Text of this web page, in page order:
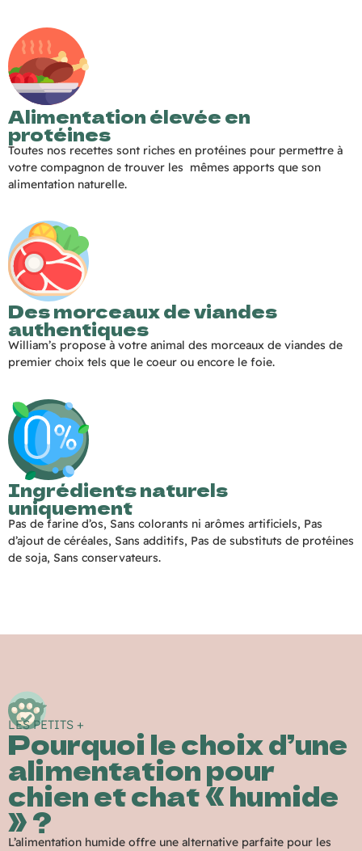
Alimentation élevée en
protéines
Toutes nos recettes sont riches en protéines pour permettre à
votre compagnon de trouver les mêmes apports que son
alimentation naturelle.
Des morceaux de viandes
authentiques
William’s propose à votre animal des morceaux de viandes de
premier choix tels que le coeur ou encore le foie.
Ingrédients naturels
uniquement
Pas de farine d’os, Sans colorants ni arômes artificiels, Pas
d’ajout de céréales, Sans additifs, Pas de substituts de protéines
de soja, Sans conservateurs.
LES PETITS +
Pourquoi le choix d’une
alimentation pour
chien et chat « humide
» ?
L’alimentation humide offre une alternative parfaite pour les